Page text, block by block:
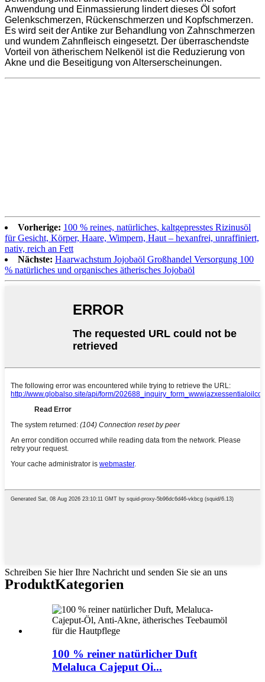
Anwendung und Einmassierung lindert dieses Öl sofort
Gelenkschmerzen, Rückenschmerzen und Kopfschmerzen.
Es wird seit der Antike zur Behandlung von Zahnschmerzen
und wundem Zahnfleisch eingesetzt. Der überraschendste
Vorteil von ätherischem Nelkenöl ist die Reduzierung von
Akne und die Beseitigung von Alterserscheinungen.
Vorherige: 100 % reines, natürliches, kaltgepresstes Rizinusöl
für Gesicht, Körper, Haare, Wimpern, Haut – hexanfrei, unraffiniert,
nativ, reich an Fett
Nächste: Haarwachstum Jojobaöl Großhandel Versorgung 100
% natürliches und organisches ätherisches Jojobaöl
Schreiben Sie hier Ihre Nachricht und senden Sie sie an uns
ProduktKategorien
100 % reiner natürlicher Duft
Melaluca Cajeput Oi...